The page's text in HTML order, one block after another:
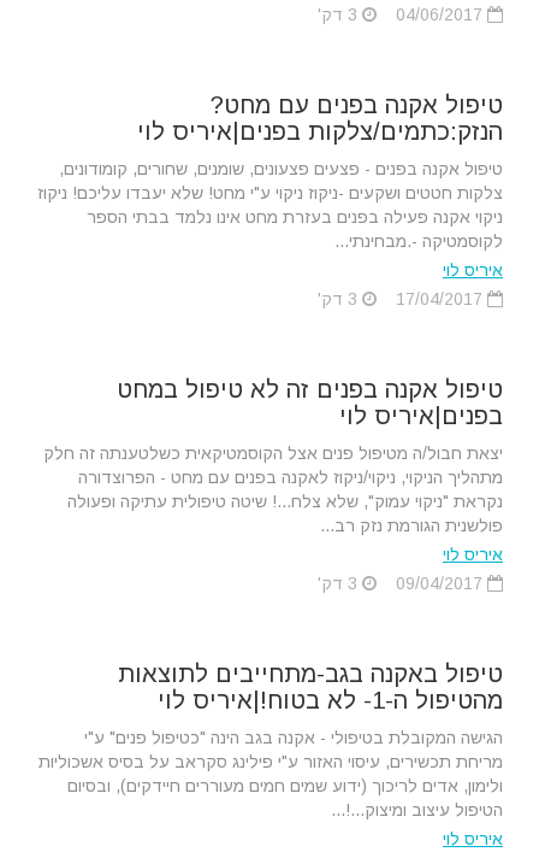
טיפול אקנה בפנים עם מחט?
הנזק:כתמים/צלקות בפנים|איריס לוי
טיפול אקנה בפנים - פצעים פצעונים, שומנים, שחורים, קומודונים,
צלקות חטטים ושקעים -ניקוז ניקוי ע"י מחט! שלא יעבדו עליכם! ניקוז
ניקוי אקנה פעילה בפנים בעזרת מחט אינו נלמד בבתי הספר
לקוסמטיקה -.מבחינתי...
איריס לוי
טיפול אקנה בפנים זה לא טיפול במחט
בפנים|איריס לוי
יצאת חבול/ה מטיפול פנים אצל הקוסמטיקאית כשלטענתה זה חלק
מתהליך הניקוי, ניקוי/ניקוז לאקנה בפנים עם מחט - הפרוצדורה
נקראת "ניקוי עמוק", שלא צלח...! שיטה טיפולית עתיקה ופעולה
פולשנית הגורמת נזק רב...
איריס לוי
טיפול באקנה בגב-מתחייבים לתוצאות
מהטיפול ה-1- לא בטוח!|איריס לוי
הגישה המקובלת בטיפולי - אקנה בגב הינה "כטיפול פנים" ע"י
מריחת תכשירים, עיסוי האזור ע"י פילינג סקראב על בסיס אשכוליות
ולימון, אדים לריכוך (ידוע שמים חמים מעוררים חיידקים), ובסיום
הטיפול עיצוב ומיצוק...!...
איריס לוי